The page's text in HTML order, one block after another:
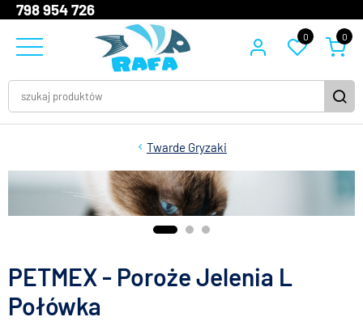
798 954 726
0 0
Twarde Gryzaki
PETMEX - Poroże Jelenia L
Połówka